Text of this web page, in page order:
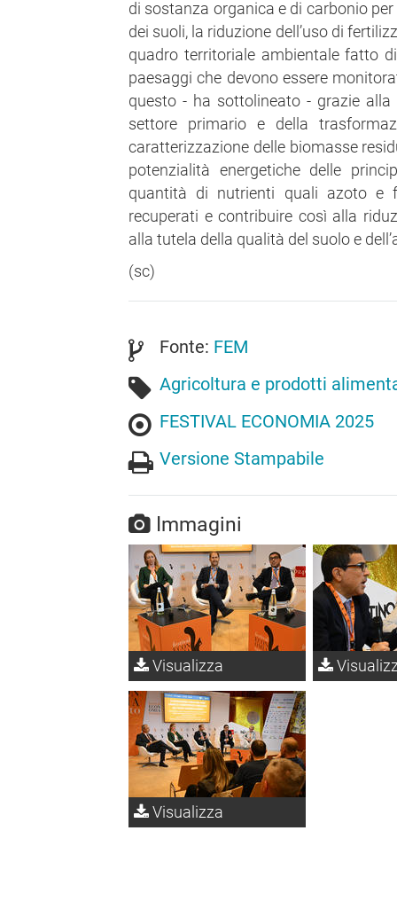
di sostanza organica e di carbonio
dei suoli, la riduzione dell’uso di
quadro territoriale ambientale fatto
paesaggi che devono essere
questo - ha sottolineato - grazie
settore primario e della
caratterizzazione delle biomasse
potenzialità energetiche delle
quantità di nutrienti quali azoto e
recuperati e contribuire così alla
alla tutela della qualità del suolo e
(sc)
Fonte: FEM
Agricoltura e prodotti
FESTIVAL ECONOMIA 2025
Versione Stampabile
Immagini
Visualizza
Visualizza